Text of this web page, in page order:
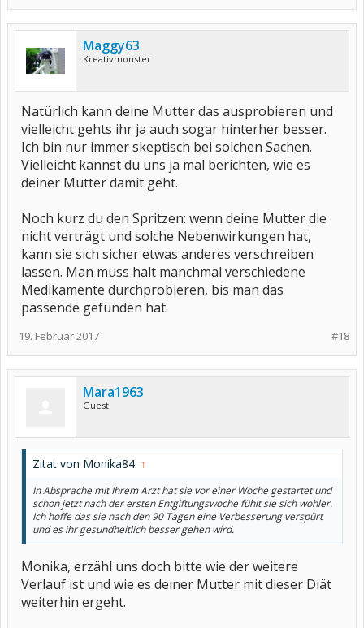
Maggy63
Kreativmonster
Natürlich kann deine Mutter das ausprobieren und
vielleicht gehts ihr ja auch sogar hinterher besser.
Ich bin nur immer skeptisch bei solchen Sachen.
Vielleicht kannst du uns ja mal berichten, wie es
deiner Mutter damit geht.
Noch kurz du den Spritzen: wenn deine Mutter die
nicht verträgt und solche Nebenwirkungen hat,
kann sie sich sicher etwas anderes verschreiben
lassen. Man muss halt manchmal verschiedene
Medikamente durchprobieren, bis man das
passende gefunden hat.
#18
19. Februar 2017
Mara1963
Guest
Zitat von Monika84: ↑
In Absprache mit Ihrem Arzt hat sie vor einer Woche gestartet und
schon jetzt nach der ersten Entgiftungswoche fühlt sie sich wohler.
Ich hoffe das sie nach den 90 Tagen eine Verbesserung verspürt
und es ihr gesundheitlich besser gehen wird.
Monika, erzähl uns doch bitte wie der weitere
Verlauf ist und wie es deiner Mutter mit dieser Diät
weiterhin ergeht.